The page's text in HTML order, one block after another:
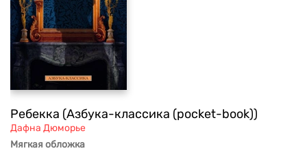
Ребекка (Азбука-классика (pocket-book))
Дафна Дюморье
Мягкая обложка